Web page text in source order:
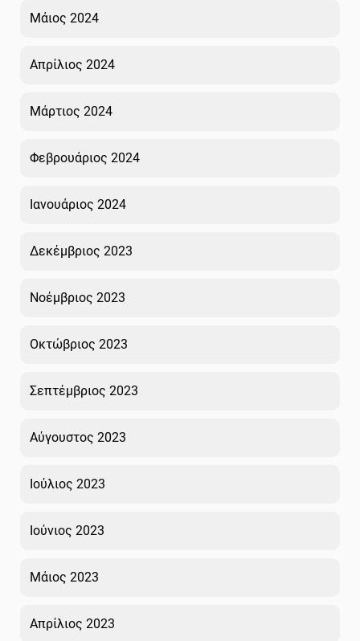
Μάιος 2024
Απρίλιος 2024
Μάρτιος 2024
Φεβρουάριος 2024
Ιανουάριος 2024
Δεκέμβριος 2023
Νοέμβριος 2023
Οκτώβριος 2023
Σεπτέμβριος 2023
Αύγουστος 2023
Ιούλιος 2023
Ιούνιος 2023
Μάιος 2023
Απρίλιος 2023